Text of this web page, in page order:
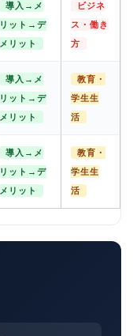
導入→メ
リット→デ
メリット
ビジネ
ス・働き
方
導入→メ
リット→デ
メリット
教育・
学生生
活
導入→メ
リット→デ
メリット
教育・
学生生
活